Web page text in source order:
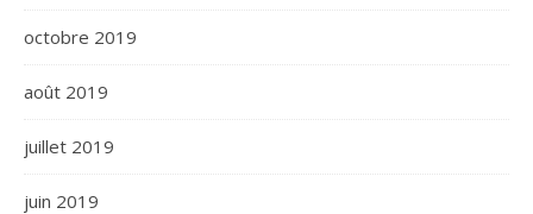
octobre 2019
août 2019
juillet 2019
juin 2019